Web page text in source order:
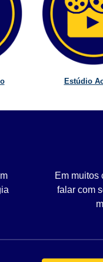
Estúdio
Em muitos
falar com